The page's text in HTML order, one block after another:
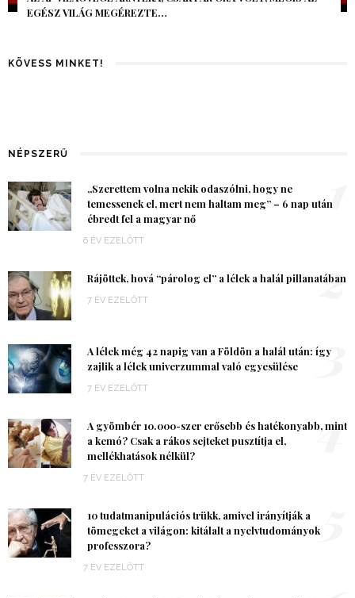
EGÉSZ VILÁG MEGÉREZTE…
KÖVESS MINKET!
NÉPSZERŰ
„Szerettem volna nekik odaszólni, hogy ne
temessenek el, mert nem haltam meg” – 6 nap után
ébredt fel a magyar nő
6 ÉV EZELŐTT
1
Rájöttek, hová “párolog el” a lélek a halál pillanatában
7 ÉV EZELŐTT 2
A lélek még 42 napig van a Földön a halál után: így
zajlik a lélek univerzummal való egyesülése
7 ÉV EZELŐTT
3
A gyömbér 10.000-szer erősebb és hatékonyabb, mint
a kemó? Csak a rákos sejteket pusztítja el,
mellékhatások nélkül?
7 ÉV EZELŐTT
4
10 tudatmanipulációs trükk, amivel irányítják a
tömegeket a világon: kitálalt a nyelvtudományok
professzora?
7 ÉV EZELŐTT